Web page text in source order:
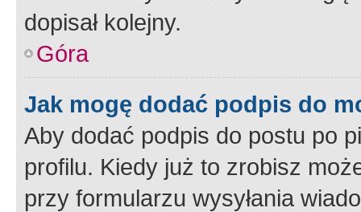
dopisał kolejny.
Góra
Jak mogę dodać podpis do
Aby dodać podpis do postu po
profilu. Kiedy już to zrobisz
przy formularzu wysyłania